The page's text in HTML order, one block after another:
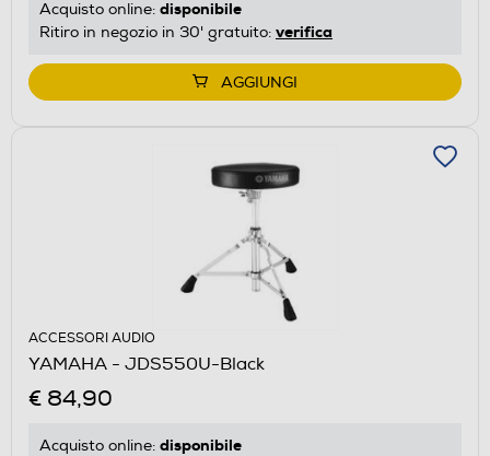
Acquisto online: disponibile
Ritiro in negozio in 30' gratuito: verifica
AGGIUNGI
ACCESSORI AUDIO
YAMAHA - JDS550U-Black
€ 84,90
Acquisto online: disponibile